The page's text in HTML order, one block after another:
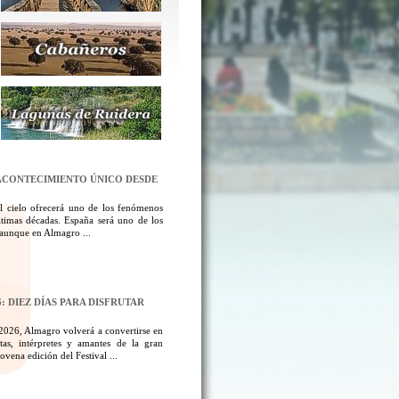
ÚNICO DESDE
ofrecerá uno de los fenómenos
décadas. España será uno de los
en Almagro ...
DIEZ DÍAS PARA DISFRUTAR
Almagro volverá a convertirse en
intérpretes y amantes de la gran
edición del Festival ...